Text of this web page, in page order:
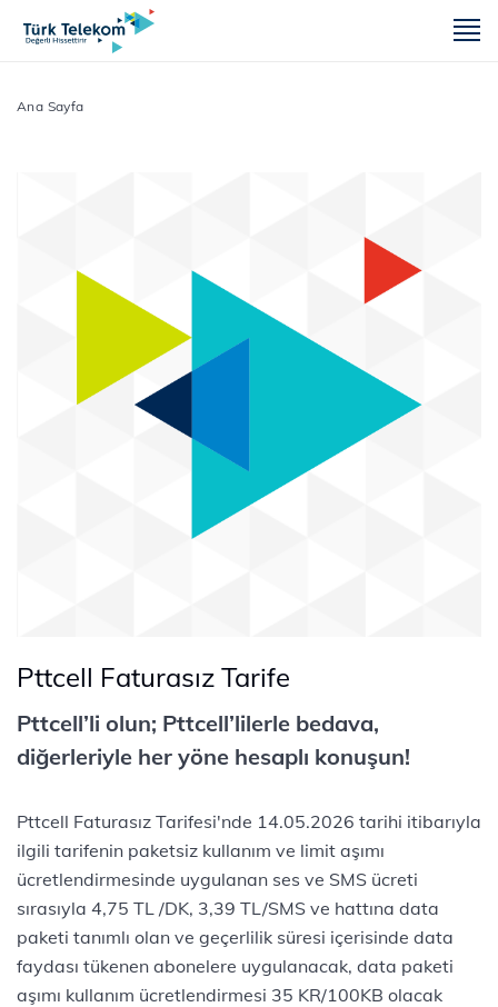
Ana Sayfa
Pttcell Faturasız Tarife
Pttcell’li olun; Pttcell’lilerle bedava,
diğerleriyle her yöne hesaplı konuşun!
Pttcell Faturasız Tarifesi'nde 14.05.2026 tarihi itibarıyla
ilgili tarifenin paketsiz kullanım ve limit aşımı
ücretlendirmesinde uygulanan ses ve SMS ücreti
sırasıyla 4,75 TL /DK, 3,39 TL/SMS ve hattına data
paketi tanımlı olan ve geçerlilik süresi içerisinde data
faydası tükenen abonelere uygulanacak, data paketi
aşımı kullanım ücretlendirmesi 35 KR/100KB olacak